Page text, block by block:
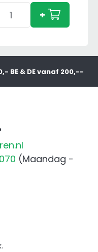
+
BE & DE vanaf 200,--
(Maandag -